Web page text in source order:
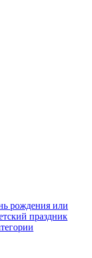
рождения или
праздник